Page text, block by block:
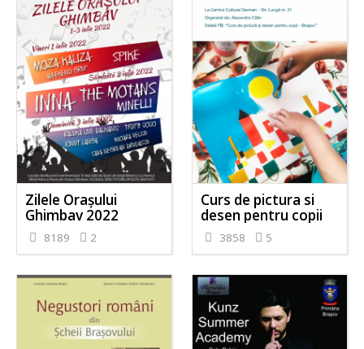
Zilele Orașului
Ghimbav 2022
8189 2
Curs de pictura si
desen pentru copii
3858 5